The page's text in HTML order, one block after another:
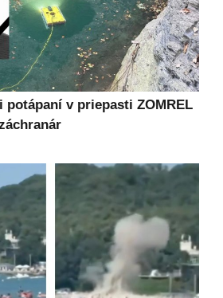
potápaní v priepasti ZOMREL